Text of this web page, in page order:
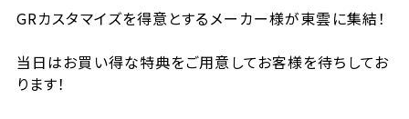
GRカスタマイズを得意とするメーカー様が東雲に集結！
当日はお買い得な特典をご用意してお客様を待ちしてお
ります！